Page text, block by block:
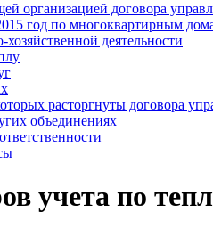
организацией договора
год по многоквартирным
деятельности
расторгнуты договора
объединениях
учета по